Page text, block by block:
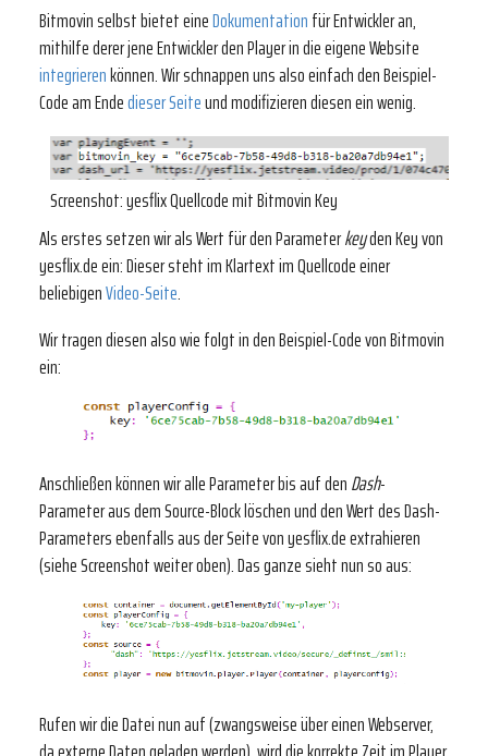
Bitmovin selbst bietet eineDokumentationfür Entwickler an,
mithilfe derer jene Entwickler den Player in die eigene Website
integrierenkönnen. Wir schnappen uns also einfach den Beispiel-
Code am Endedieser Seiteund modifizieren diesen ein wenig.
Screenshot: yesflix Quellcode mit Bitmovin Key
Als erstes setzen wir als Wert für den Parameterkeyden Key von
yesflix.de ein: Dieser steht im Klartext im Quellcode einer
beliebigenVideo-Seite.
Wir tragen diesen also wie folgt in den Beispiel-Code von Bitmovin
ein:
Anschließen können wir alle Parameter bis auf denDash-
Parameter aus dem Source-Block löschen und den Wert des Dash-
Parameters ebenfalls aus der Seite von yesflix.de extrahieren
(siehe Screenshot weiter oben). Das ganze sieht nun so aus:
Rufen wir die Datei nun auf (zwangsweise über einen Webserver,